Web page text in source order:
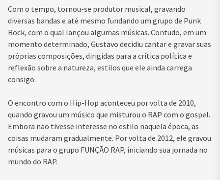
Com o tempo, tornou-se produtor musical, gravando
diversas bandas e até mesmo fundando um grupo de Punk
Rock, com o qual lançou algumas músicas. Contudo, em um
momento determinado, Gustavo decidiu cantar e gravar suas
próprias composições, dirigidas para a crítica política e
reflexão sobre a natureza, estilos que ele ainda carrega
consigo.
O encontro com o Hip-Hop aconteceu por volta de 2010,
quando gravou um músico que misturou o RAP com o gospel.
Embora não tivesse interesse no estilo naquela época, as
coisas mudaram gradualmente. Por volta de 2012, ele gravou
músicas para o grupo FUNÇÃO RAP, iniciando sua jornada no
mundo do RAP.